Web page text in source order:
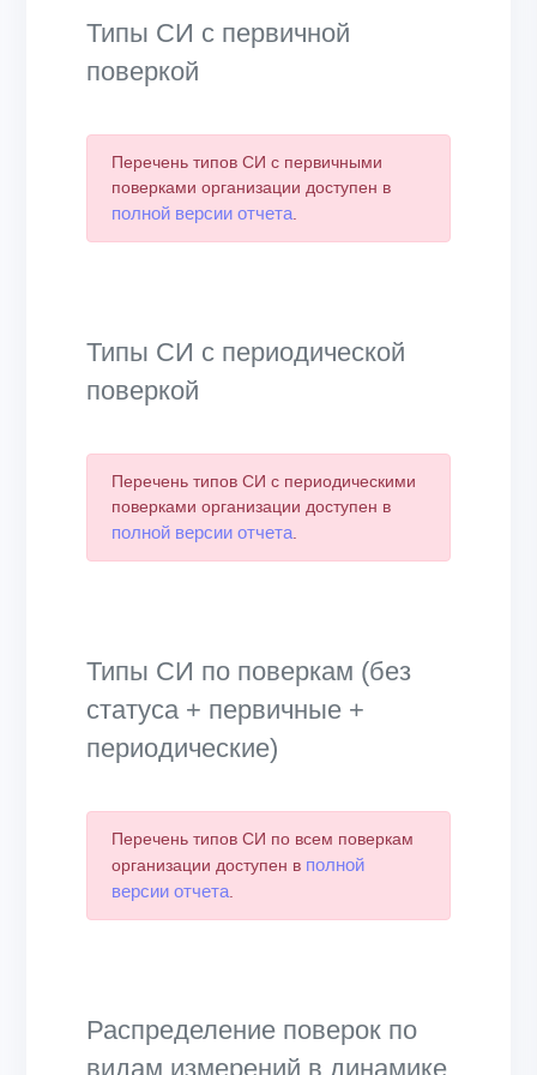
Типы СИ с первичной
поверкой
Перечень типов СИ с первичными
поверками организации доступен в
полной версии отчета.
Типы СИ с периодической
поверкой
Перечень типов СИ с периодическими
поверками организации доступен в
полной версии отчета.
Типы СИ по поверкам (без
статуса + первичные +
периодические)
Перечень типов СИ по всем поверкам
организации доступен в полной
версии отчета.
Распределение поверок по
видам измерений в динамике